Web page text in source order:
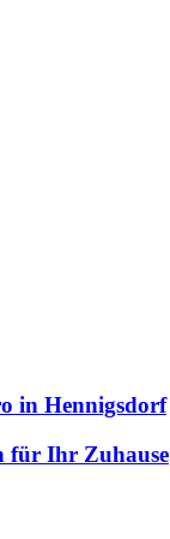
in Hennigsdorf
für Ihr Zuhause